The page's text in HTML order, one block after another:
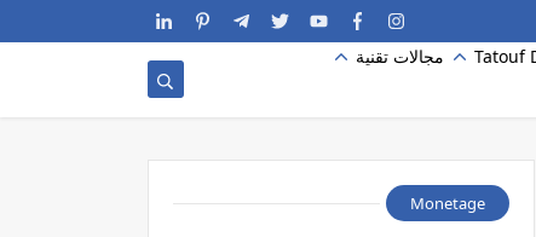
Tatouf مجالات تقنية
Monetage